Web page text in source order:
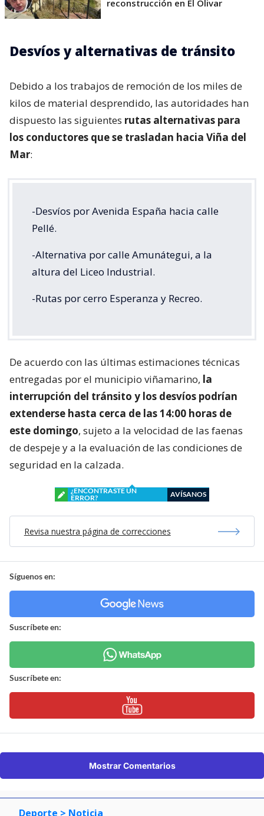
reconstrucción en El Olivar
Desvíos y alternativas de tránsito
Debido a los trabajos de remoción de los miles de
kilos de material desprendido, las autoridades han
dispuesto las siguientes rutas alternativas para
los conductores que se trasladan hacia Viña del
Mar:
-Desvíos por Avenida España hacia calle
Pellé.
-Alternativa por calle Amunátegui, a la
altura del Liceo Industrial.
-Rutas por cerro Esperanza y Recreo.
De acuerdo con las últimas estimaciones técnicas
entregadas por el municipio viñamarino, la
interrupción del tránsito y los desvíos podrían
extenderse hasta cerca de las 14:00 horas de
este domingo, sujeto a la velocidad de las faenas
de despeje y a la evaluación de las condiciones de
seguridad en la calzada.
¿ENCONTRASTE UN
ERROR?
AVÍSANOS
Revisa nuestra página de correcciones
Síguenos en:
Suscríbete en:
Suscríbete en:
Mostrar Comentarios
Deporte > Noticia